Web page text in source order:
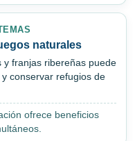
naturales
y franjas ribereñas puede
conservar refugios de
ofrece beneficios